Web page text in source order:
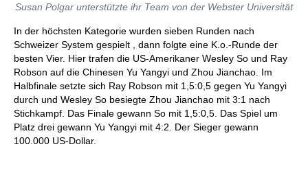
Susan Polgar unterstützte ihr Team von der Webster Universität
In der höchsten Kategorie wurden sieben Runden nach
Schweizer System gespielt , dann folgte eine K.o.-Runde der
besten Vier. Hier trafen die US-Amerikaner Wesley So und Ray
Robson auf die Chinesen Yu Yangyi und Zhou Jianchao. Im
Halbfinale setzte sich Ray Robson mit 1,5:0,5 gegen Yu Yangyi
durch und Wesley So besiegte Zhou Jianchao mit 3:1 nach
Stichkampf. Das Finale gewann So mit 1,5:0,5. Das Spiel um
Platz drei gewann Yu Yangyi mit 4:2. Der Sieger gewann
100.000 US-Dollar.